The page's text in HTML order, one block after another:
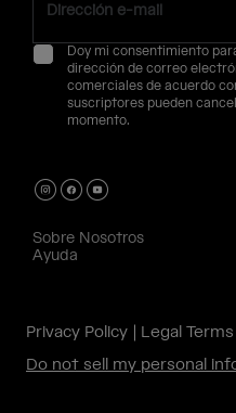
Doy mi consentimiento
dirección de correo
comerciales de acuerdo
suscriptores pueden
momento.
Sobre Nosotros
Ayuda
Privacy Policy
Legal Terms
Do not sell my personal